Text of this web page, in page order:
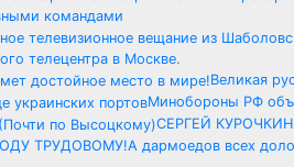
командами
телецентра в Москве.
Великая
Минобороны РФ
СЕРГЕЙ